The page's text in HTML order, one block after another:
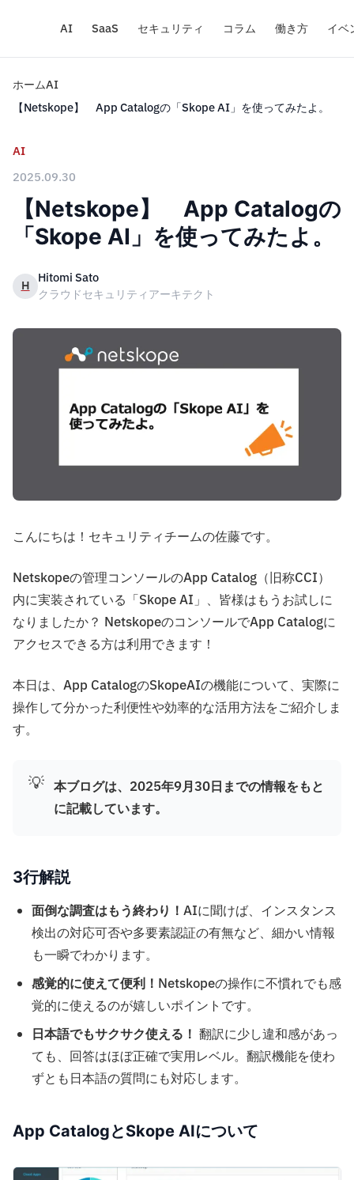
AI SaaS セキュリティ コラム 働き方 イベ
ホームAI
【Netskope】 App Catalogの「Skope AI」を使ってみたよ。
AI
2025.09.30
【Netskope】 App Catalogの
「Skope AI」を使ってみたよ。
H Hitomi Sato
クラウドセキュリティアーキテクト
こんにちは！セキュリティチームの佐藤です。
Netskopeの管理コンソールのApp Catalog（旧称CCI）
内に実装されている「Skope AI」、皆様はもうお試しに
なりましたか？ NetskopeのコンソールでApp Catalogに
アクセスできる方は利用できます！
本日は、App CatalogのSkopeAIの機能について、実際に
操作して分かった利便性や効率的な活用方法をご紹介しま
す。
💡 本ブログは、2025年9月30日までの情報をもと
に記載しています。
3行解説
面倒な調査はもう終わり！ AIに聞けば、インスタンス
検出の対応可否や多要素認証の有無など、細かい情報
も一瞬でわかります。
感覚的に使えて便利！ Netskopeの操作に不慣れでも感
覚的に使えるのが嬉しいポイントです。
日本語でもサクサク使える！ 翻訳に少し違和感があっ
ても、回答はほぼ正確で実用レベル。翻訳機能を使わ
ずとも日本語の質問にも対応します。
App CatalogとSkope AIについて